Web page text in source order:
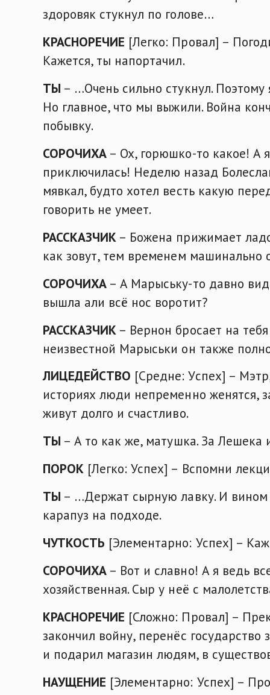
здоровяк стукнул по голове…
КРАСНОРЕЧИЕ [Легко: Провал] –
Кажется, ты напортачил.
ТЫ – …Очень сильно стукнул.
Но главное, что мы выжили. Война
побывку.
СОРОЧИХА – Ох, горюшко-то какое! А
приключилась! Неделю назад
мявкал, будто хотел весть какую
говорить не умеет.
РАССКАЗЧИК – Божена прижимает
как зовут, тем временем машинально
СОРОЧИХА – А Марыську-то давно
вышла али всё нос воротит?
РАССКАЗЧИК – Вернон бросает на
неизвестной Марыськи он также
ЛИЦЕДЕЙСТВО [Средне: Успех] –
историях люди непременно женятся,
живут долго и счастливо.
ТЫ – А то как же, матушка. За
ПОРОК [Легко: Успех] – Вспомни
ТЫ – …Держат сырную лавку. И вином
карапуз на подходе.
ЧУТКОСТЬ [Элементарно: Успех] –
СОРОЧИХА – Вот и славно! А я ведь
хозяйственная. Сыр у неё с
КРАСНОРЕЧИЕ [Сложно: Провал] –
закончил войну, перенёс
и подарил магазин людям, в
НАУЩЕНИЕ [Элементарно: Успех] –